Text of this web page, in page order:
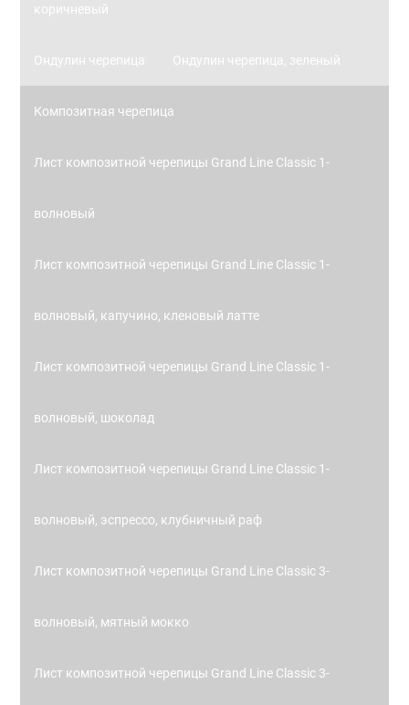
коричневый
Ондулин черепица Ондулин черепица, зеленый
Композитная черепица
Лист композитной черепицы Grand Line Classic 1-
волновый
Лист композитной черепицы Grand Line Classic 1-
волновый, капучино, кленовый латте
Лист композитной черепицы Grand Line Classic 1-
волновый, шоколад
Лист композитной черепицы Grand Line Classic 1-
волновый, эспрессо, клубничный раф
Лист композитной черепицы Grand Line Classic 3-
волновый, мятный мокко
Лист композитной черепицы Grand Line Classic 3-